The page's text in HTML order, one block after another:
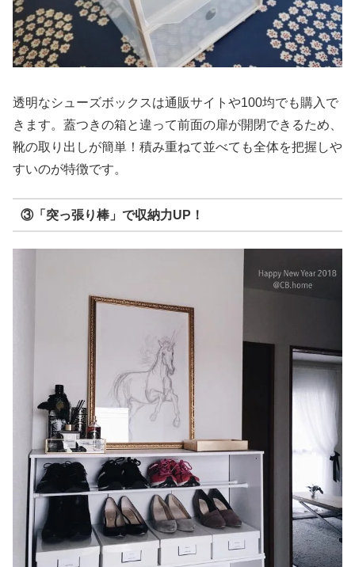
透明なシューズボックスは通販サイトや100均でも購入で
きます。蓋つきの箱と違って前面の扉が開閉できるため、
靴の取り出しが簡単！積み重ねて並べても全体を把握しや
すいのが特徴です。
③「突っ張り棒」で収納力UP！